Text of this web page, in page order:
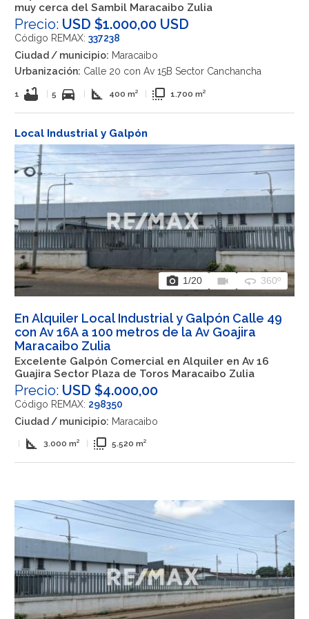
muy cerca del Sambil Maracaibo Zulia
Precio: USD $1.000,00 USD
Código REMAX: 337238
Ciudad / municipio: Maracaibo
Urbanización: Calle 20 con Av 15B Sector Canchancha
1 bathtub 5 directions_car square_foot 400 m² flip_to_front 1.700 m²
Local Industrial y Galpón
photo_camera 1/20 videocam 360 360º
En Alquiler Local Industrial y Galpón Calle 49
con Av 16A a 100 metros de la Av Goajira
Maracaibo Zulia
Excelente Galpón Comercial en Alquiler en Av 16
Guajira Sector Plaza de Toros Maracaibo Zulia
Precio: USD $4.000,00
Código REMAX: 298350
Ciudad / municipio: Maracaibo
square_foot 3.000 m² flip_to_front 5.520 m²